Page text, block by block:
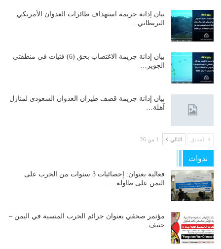
بيان إدانة جريمة استهداف طائرات العدوان الأمريكي
البريطاني…
بيان إدانة جريمة الاغتصاب بحق (6) فتيات في منطقتي
الجوير…
بيان إدانة جريمة قصف طيران العدوان السعودي لمنازل
آهلة…
السابق التالي 1 من 26
ندوات
فعالية بعنوان: إحصائيات 3 سنوات من الحرب على
اليمن على طاولة…
مؤتمر صحفي بعنوان جرائم الحرب المنسية في اليمن –
جنيف…